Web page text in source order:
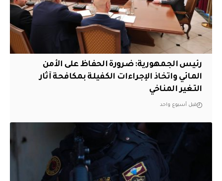
رئيس الجمهورية: ضرورة الحفاظ على الأمن
المائي واتخاذ الإجراءات الكفيلة بمكافحة آثار
التغير المناخي
قبل أسبوع واحد